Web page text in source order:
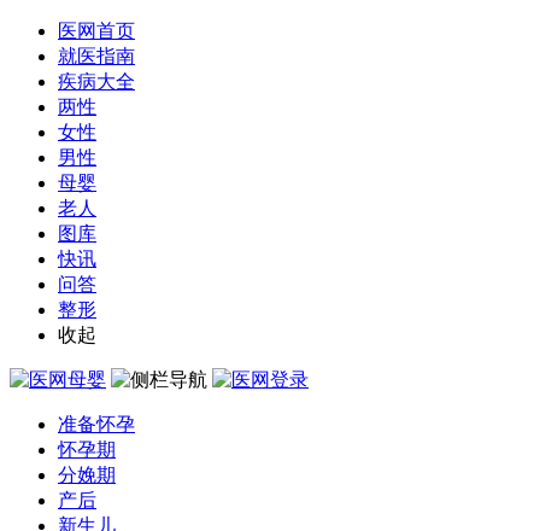
医网首页
就医指南
疾病大全
两性
女性
男性
母婴
老人
图库
快讯
问答
整形
收起
准备怀孕
怀孕期
分娩期
产后
新生儿